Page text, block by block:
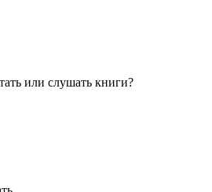
или слушать книги?